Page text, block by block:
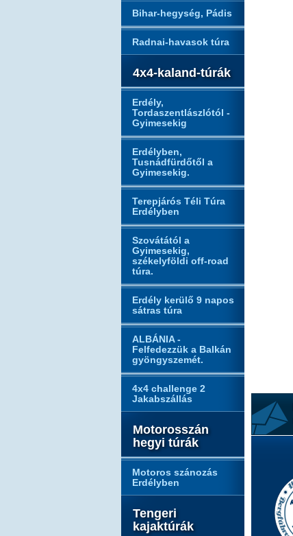
Bihar-hegység, Pádis
Radnai-havasok túra
4x4-kaland-túrák
Erdély,
Tordaszentlászlótól -
Gyimesekig
Erdélyben,
Tusnádfürdőtől a
Gyimesekig.
Terepjárós Téli Túra
Erdélyben
Szovátától a
Gyimesekig,
székelyföldi off-road
túra.
Erdély kerülő 9 napos
sátras túra
ALBÁNIA -
Felfedezzük a Balkán
gyöngyszemét.
4x4 challenge 2
Jakabszállás
Motorosszán
hegyi túrák
Motoros szánozás
Erdélyben
Tengeri
kajaktúrák